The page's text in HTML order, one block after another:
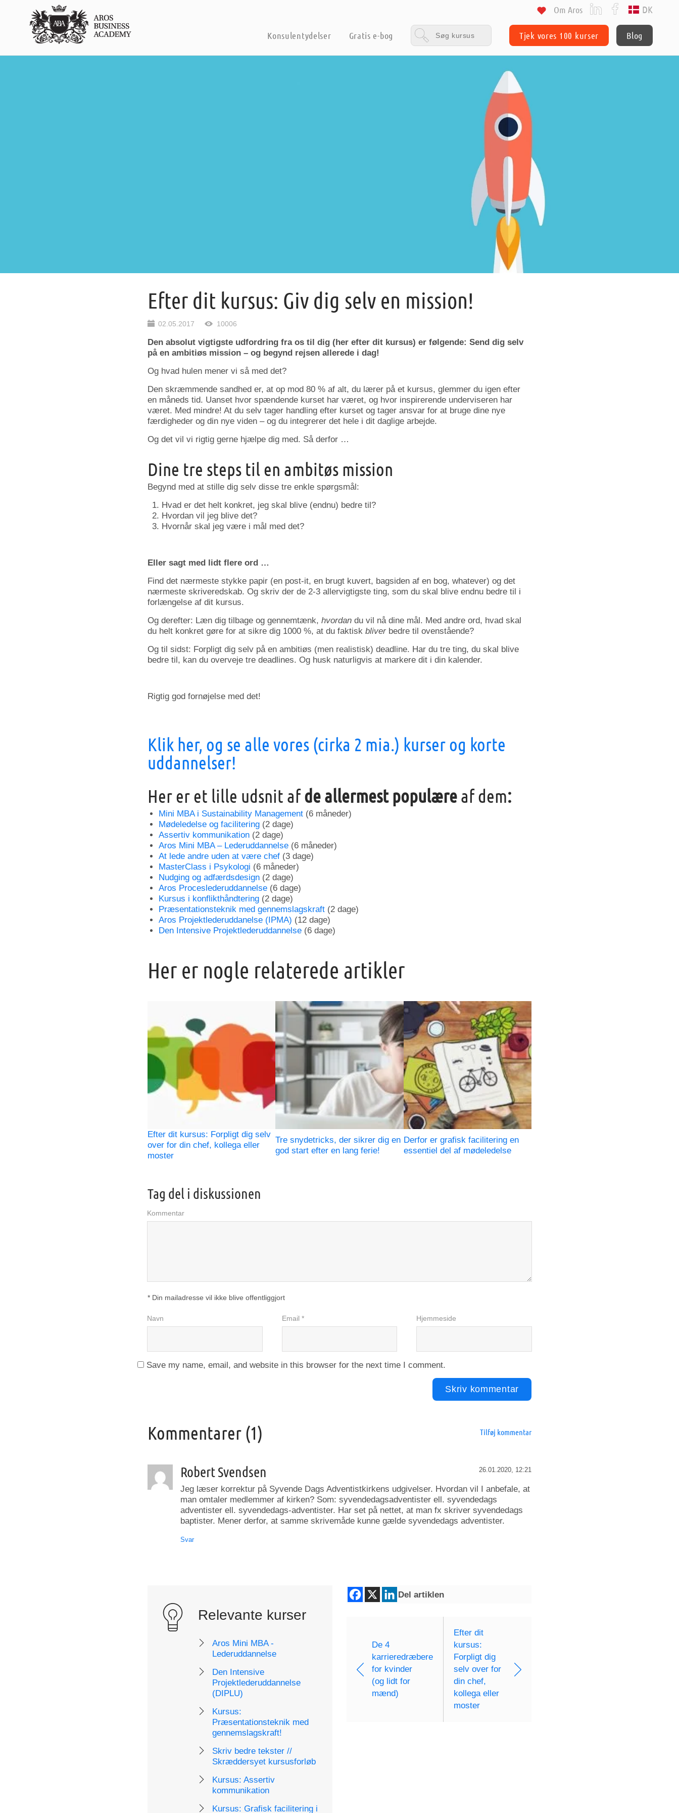
Konsulentydelser Gratis e-bog Tjek vores 100 kurser Blog
Om Aros DK
Efter dit kursus: Giv dig selv en mission!
02.05.2017 10006
Den absolut vigtigste udfordring fra os til dig (her efter dit kursus) er følgende: Send dig selv
på en ambitiøs mission – og begynd rejsen allerede i dag!
Og hvad hulen mener vi så med det?
Den skræmmende sandhed er, at op mod 80 % af alt, du lærer på et kursus, glemmer du igen efter
en måneds tid. Uanset hvor spændende kurset har været, og hvor inspirerende underviseren har
været. Med mindre! At du selv tager handling efter kurset og tager ansvar for at bruge dine nye
færdigheder og din nye viden – og du integrerer det hele i dit daglige arbejde.
Og det vil vi rigtig gerne hjælpe dig med. Så derfor …
Dine tre steps til en ambitøs mission
Begynd med at stille dig selv disse tre enkle spørgsmål:
Hvad er det helt konkret, jeg skal blive (endnu) bedre til?
Hvordan vil jeg blive det?
Hvornår skal jeg være i mål med det?
Eller sagt med lidt flere ord …
Find det nærmeste stykke papir (en post-it, en brugt kuvert, bagsiden af en bog, whatever) og det
nærmeste skriveredskab. Og skriv der de 2-3 allervigtigste ting, som du skal blive endnu bedre til i
forlængelse af dit kursus.
Og derefter: Læn dig tilbage og gennemtænk, hvordan du vil nå dine mål. Med andre ord, hvad skal
du helt konkret gøre for at sikre dig 1000 %, at du faktisk bliver bedre til ovenstående?
Og til sidst: Forpligt dig selv på en ambitiøs (men realistisk) deadline. Har du tre ting, du skal blive
bedre til, kan du overveje tre deadlines. Og husk naturligvis at markere dit i din kalender.
Rigtig god fornøjelse med det!
Klik her, og se alle vores (cirka 2 mia.) kurser og korte
uddannelser!
Her er et lille udsnit afde allermest populæreaf dem:
Mini MBA i Sustainability Management (6 måneder)
Mødeledelse og facilitering (2 dage)
Assertiv kommunikation (2 dage)
Aros Mini MBA – Lederuddannelse (6 måneder)
At lede andre uden at være chef (3 dage)
MasterClass i Psykologi (6 måneder)
Nudging og adfærdsdesign (2 dage)
Aros Proceslederuddannelse (6 dage)
Kursus i konflikthåndtering (2 dage)
Præsentationsteknik med gennemslagskraft (2 dage)
Aros Projektlederuddanelse (IPMA) (12 dage)
Den Intensive Projektlederuddannelse (6 dage)
Her er nogle relaterede artikler
Efter dit kursus: Forpligt dig selv
over for din chef, kollega eller
moster
Tre snydetricks, der sikrer dig en
god start efter en lang ferie!
Derfor er grafisk facilitering en
essentiel del af mødeledelse
Tag del i diskussionen
Kommentar
* Din mailadresse vil ikke blive offentliggjort
Navn Email * Hjemmeside
Save my name, email, and website in this browser for the next time I comment.
Kommentarer (1) Tilføj kommentar
Robert Svendsen 26.01.2020, 12:21
Jeg læser korrektur på Syvende Dags Adventistkirkens udgivelser. Hvordan vil I anbefale, at
man omtaler medlemmer af kirken? Som: syvendedagsadventister ell. syvendedags
adventister ell. syvendedags-adventister. Har set på nettet, at man fx skriver syvendedags
baptister. Mener derfor, at samme skrivemåde kunne gælde syvendedags adventister.
Svar
Del artiklen
De 4
karrieredræbere
for kvinder
(og lidt for
mænd)
Efter dit
kursus:
Forpligt dig
selv over for
din chef,
kollega eller
moster
Relevante kurser
Aros Mini MBA -
Lederuddannelse
Den Intensive
Projektlederuddannelse
(DIPLU)
Kursus:
Præsentationsteknik med
gennemslagskraft!
Skriv bedre tekster //
Skræddersyet kursusforløb
Kursus: Assertiv
kommunikation
Kursus: Grafisk facilitering i